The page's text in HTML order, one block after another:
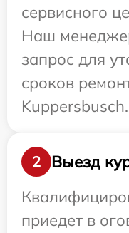
сервисного
Наш
запрос для
сроков
Kuppersbusch.
2
Выезд
приедет в